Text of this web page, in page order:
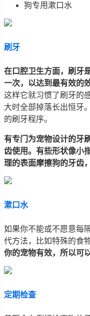
狗专用漱口水
刷牙
在口腔卫生方面，刷牙
一次，以达到最有效的效
这样它就习惯了刷牙的
大时全部掉落长出恒牙
的刷牙程序。
有专门为宠物设计的牙
齿使用。有些形状像小
理的表面摩擦狗的牙齿
漱口水
如果你不能或不愿意每
代方法，比如特殊的食
你的宠物有效，所以可
定期检查